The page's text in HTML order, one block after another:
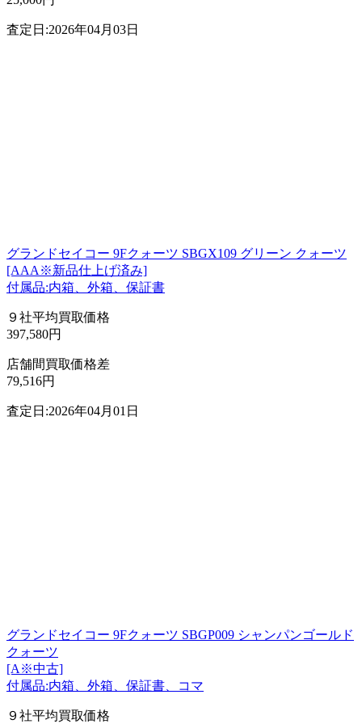
査定日:2026年04月03日
グランドセイコー 9Fクォーツ SBGX109 グリーン クォーツ
[AAA※新品仕上げ済み]
付属品:内箱、外箱、保証書
９社平均買取価格
397,580円
店舗間買取価格差
79,516円
査定日:2026年04月01日
グランドセイコー 9Fクォーツ SBGP009 シャンパンゴールド
クォーツ
[A※中古]
付属品:内箱、外箱、保証書、コマ
９社平均買取価格